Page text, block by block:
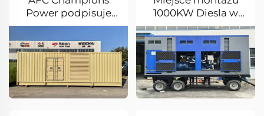
Power podpisuje
przyjazny protokół
współpracy z
Szpitaliem You'an w
Pekinie
1000KW Diesla w
hrabstwie Bahe w
Regionie
Autonomicznym
Xinjiang